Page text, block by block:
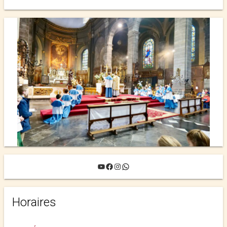
YouTube
Facebook
Instagram
WhatsApp
Horaires